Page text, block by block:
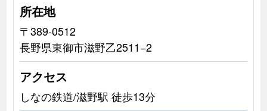
所在地
〒389-0512
長野県東御市滋野乙2511−2
アクセス
しなの鉄道/滋野駅 徒歩13分